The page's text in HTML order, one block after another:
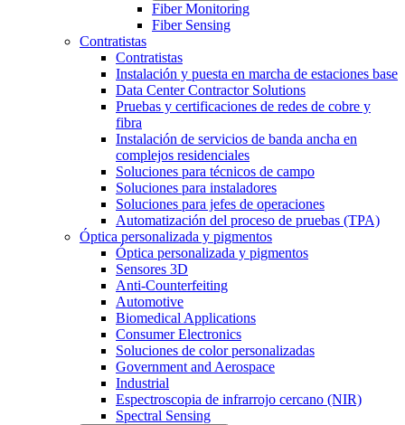
Fiber Monitoring
Fiber Sensing
Contratistas
Contratistas
Instalación y puesta en marcha de estaciones base
Data Center Contractor Solutions
Pruebas y certificaciones de redes de cobre y
fibra
Instalación de servicios de banda ancha en
complejos residenciales
Soluciones para técnicos de campo
Soluciones para instaladores
Soluciones para jefes de operaciones
Automatización del proceso de pruebas (TPA)
Óptica personalizada y pigmentos
Óptica personalizada y pigmentos
Sensores 3D
Anti-Counterfeiting
Automotive
Biomedical Applications
Consumer Electronics
Soluciones de color personalizadas
Government and Aerospace
Industrial
Espectroscopia de infrarrojo cercano (NIR)
Spectral Sensing